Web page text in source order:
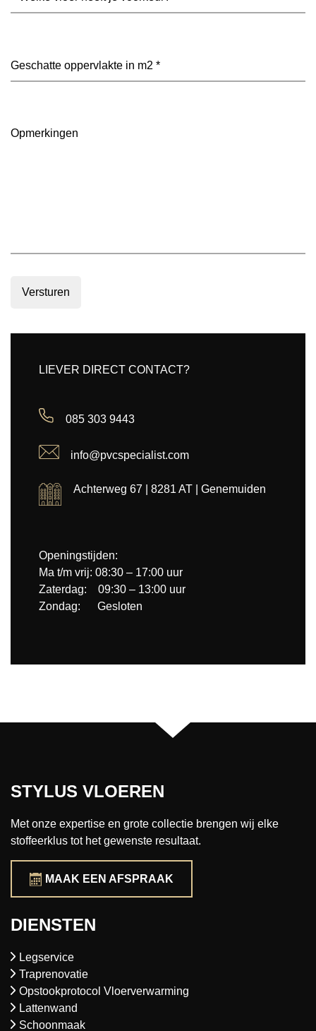
Opmerkingen
Versturen
LIEVER DIRECT CONTACT?
085 303 9443
info@pvcspecialist.com
Achterweg 67 | 8281 AT | Genemuiden
Openingstijden:
Ma t/m vrij: 08:30 – 17:00 uur
Zaterdag: 09:30 – 13:00 uur
Zondag: Gesloten
STYLUS VLOEREN
Met onze expertise en grote collectie brengen wij elke
stoffeerklus tot het gewenste resultaat.
MAAK EEN AFSPRAAK
DIENSTEN
Legservice
Traprenovatie
Opstookprotocol Vloerverwarming
Lattenwand
Schoonmaak